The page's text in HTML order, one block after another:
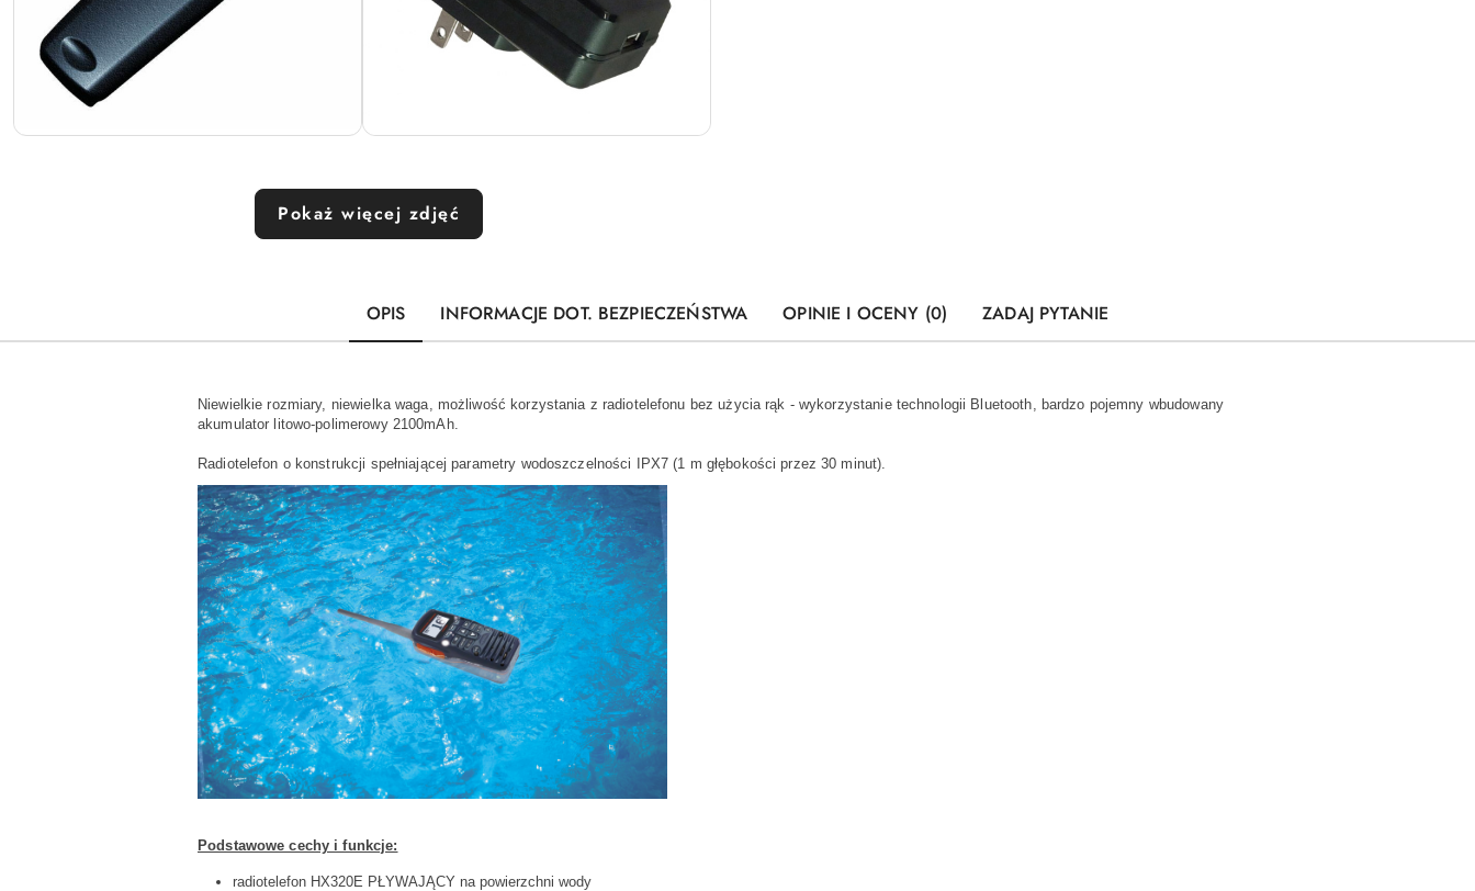
Pokaż więcej zdjęć
OPIS INFORMACJE DOT. BEZPIECZEŃSTWA OPINIE I OCENY (0) ZADAJ PYTANIE
Niewielkie rozmiary, niewielka waga, możliwość korzystania z radiotelefonu bez użycia rąk - wykorzystanie technologii Bluetooth, bardzo pojemny wbudowany
akumulator litowo-polimerowy 2100mAh.
Radiotelefon o konstrukcji spełniającej parametry wodoszczelności IPX7 (1 m głębokości przez 30 minut).
Podstawowe cechy i funkcje:
radiotelefon HX320E PŁYWAJĄCY na powierzchni wody